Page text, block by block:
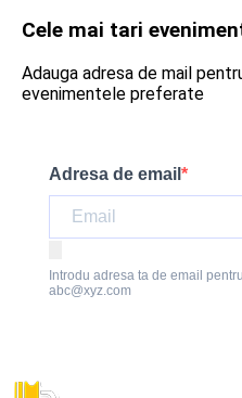
Cele mai tari
Adauga adresa de mail
evenimentele preferate
Adresa de email
Introdu adresa ta de email
abc@xyz.com